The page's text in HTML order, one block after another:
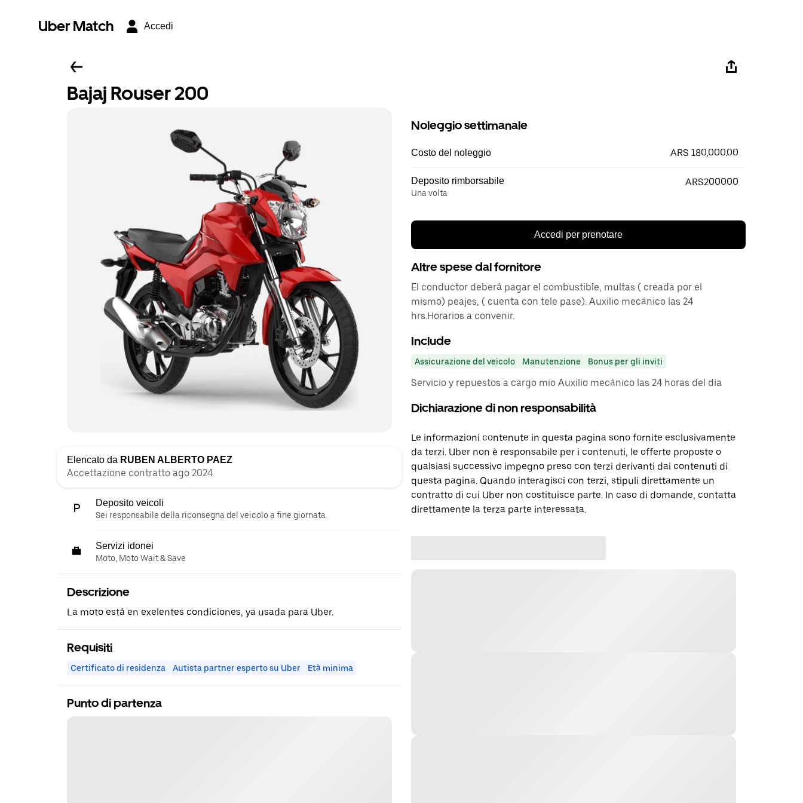
Uber Match Accedi
Bajaj Rouser 200
Elencato da RUBEN ALBERTO PAEZ
Accettazione contratto ago 2024
Deposito veicoli
Sei responsabile della riconsegna del veicolo a fine giornata.
Servizi idonei
Moto, Moto Wait & Save
Descrizione
La moto está en exelentes condiciones, ya usada para Uber.
Requisiti
Certificato di residenza Autista partner esperto su Uber Età minima
Punto di partenza
Noleggio settimanale
Costo del noleggio ARS 180,000.00
Deposito rimborsabile
Una volta
ARS200000
Accedi per prenotare
Altre spese dal fornitore
El conductor deberá pagar el combustible, multas ( creada por el
mismo) peajes, ( cuenta con tele pase). Auxilio mecánico las 24
hrs.Horarios a convenir.
Include
Assicurazione del veicolo Manutenzione Bonus per gli inviti
Servicio y repuestos a cargo mio Auxilio mecánico las 24 horas del día
Dichiarazione di non responsabilità
Le informazioni contenute in questa pagina sono fornite esclusivamente
da terzi. Uber non è responsabile per i contenuti, le offerte proposte o
qualsiasi successivo impegno preso con terzi derivanti dai contenuti di
questa pagina. Quando interagisci con terzi, stipuli direttamente un
contratto di cui Uber non costituisce parte. In caso di domande, contatta
direttamente la terza parte interessata.